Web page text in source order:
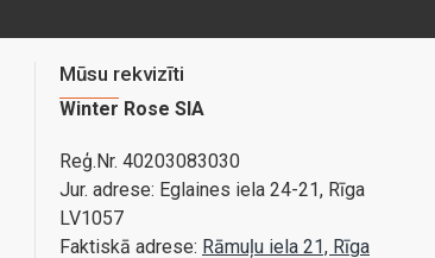
Mūsu rekvizīti
Winter Rose SIA
Reģ.Nr. 40203083030
Jur. adrese: Eglaines iela 24-21, Rīga
LV1057
Faktiskā adrese: Rāmuļu iela 21, Rīga